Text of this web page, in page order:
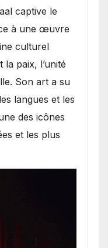
captive le
à une œuvre
culturel
paix, l’unité
Son art a su
langues et les
des icônes
et les plus